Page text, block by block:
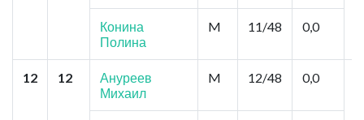
Конина
Полина
M 11/48 0,0
12 12
Ануреев
Михаил
M 12/48 0,0